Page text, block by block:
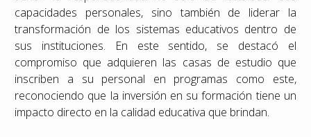
capacidades personales, sino también de liderar la
transformación de los sistemas educativos dentro de
sus instituciones. En este sentido, se destacó el
compromiso que adquieren las casas de estudio que
inscriben a su personal en programas como este,
reconociendo que la inversión en su formación tiene un
impacto directo en la calidad educativa que brindan.